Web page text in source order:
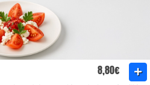
8,80€